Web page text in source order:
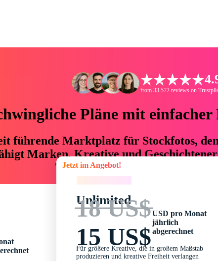
from 33.572 reviews on
Pläne mit einfacher
führende Marktplatz für Stockfotos,
Marken, Kreative und
76 % an Zeit und Budget
Jetzt im Angebot!
Unlimited
18 US$
15 US$
USD pro Monat
jährlich
abgerechnet
Für größere Kreative, die in großem Maßstab
produzieren und kreative Freiheit verlangen